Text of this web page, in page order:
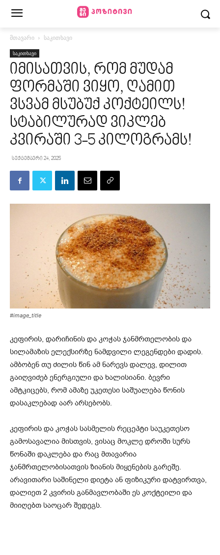
მთავარი საკითხავი
საკითხავი
იმისათვის, რომ მუდამ
ფორმაში ვიყო, ღამით
ვსვამ მსუბუქ კოქტეილს!
სტაბილურად ვიკლებ
კვირაში 3-5 კილოგრამს!
სექტემბერი 24, 2025
#image_title
კეფირის, დარიჩინის და კოჭას ჯანმრთელობის და
სილამაზის ელექსირზე ნამდვილი ლეგენდები დადის.
ამბობენ თუ ძილის წინ ამ ნარევს დალევ, დილით
გაიღვიძებ ენერგიული და ხალისიანი. ბევრი
ამტკიცებს, რომ ამაზე უკეთესი საშუალება წონის
დასაკლებად აარ არსებობს.
კეფირის და კოჭას სასმელის რეცეპტი საუკეთესო
გამოსავალია მისთვის, ვისაც მოკლე დროში სურს
წონაში დაკლება და რაც მთავარია
ჯანმრთელობისათვის ზიანის მიყენების გარეშე.
არავითარი საშინელი დიეტა ან ფიზიკური დატვირთვა,
დალიეთ 2 კვირის განმავლობაში ეს კოქტეილი და
მიიღებთ საოცარ შედეგს.